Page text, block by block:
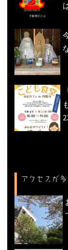
アクセスが